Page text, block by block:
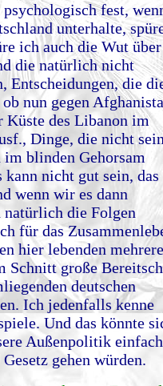
fest,
unterhalte,
ich auch die Wut über
die natürlich nicht
Entscheidungen, die
nun gegen
Küste des Libanon im
Dinge, die nicht
blinden Gehorsam
kann nicht gut sein, das
wenn wir es dann
natürlich die Folgen
für das
hier lebenden
große
deutschen
Ich jedenfalls kenne
Und das könnte
Außenpolitik
gehen würden.